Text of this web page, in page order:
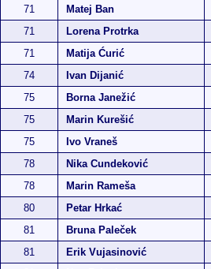
71 Matej Ban
71
Lorena Protrka
71
Matija Ćurić
74
Ivan Dijanić
75
Borna Janežić
75
Marin Kurešić
75
Ivo Vraneš
78
Nika Cundeković
78
Marin Rameša
80
Petar Hrkać
81
Bruna Paleček
81
Erik Vujasinović